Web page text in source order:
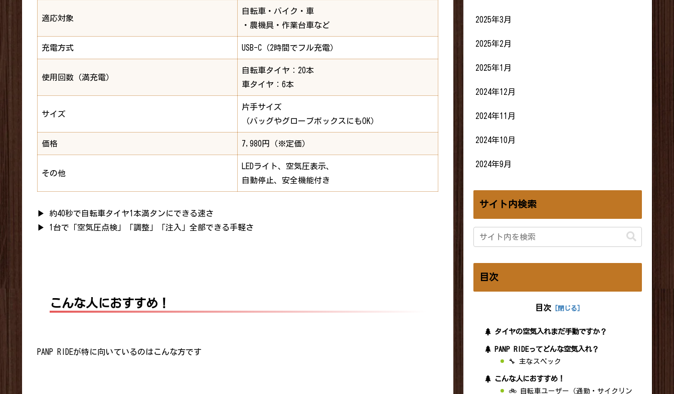
適応対象
自転車・バイク・車
・農機具・作業台車など
充電方式 USB-C（2時間でフル充電）
使用回数（満充電）
自転車タイヤ：20本
車タイヤ：6本
サイズ
片手サイズ
（バッグやグローブボックスにもOK）
価格 7,980円（※定価）
その他
LEDライト、空気圧表示、
自動停止、安全機能付き
▶︎ 約40秒で自転車タイヤ1本満タンにできる速さ
▶︎ 1台で「空気圧点検」「調整」「注入」全部できる手軽さ
こんな人におすすめ！
PANP RIDEが特に向いているのはこんな方です
2025年3月
2025年2月
2025年1月
2024年12月
2024年11月
2024年10月
2024年9月
サイト内検索
目次
目次
タイヤの空気入れまだ手動ですか？
PANP RIDEってどんな空気入れ？
🔧 主なスペック
こんな人におすすめ！
🚲 自転車ユーザー（通勤・サイクリン